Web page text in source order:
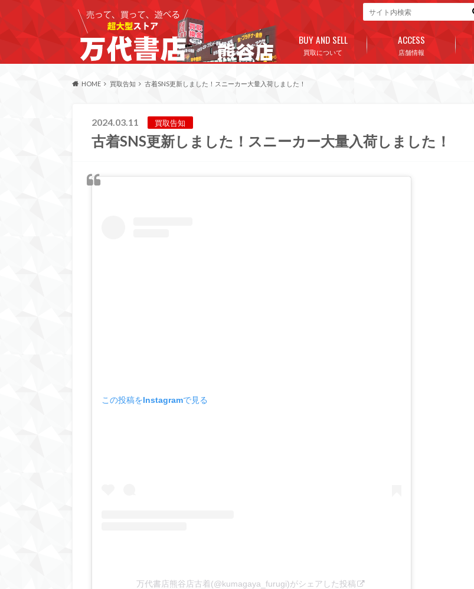
買取について
BUY AND SELL
店舗情報
ACCESS
HOME 買取告知 古着SNS更新しました！スニーカー大量入荷しました！
2024.03.11 買取告知
古着SNS更新しました！スニーカー大量入荷しました！
この投稿をInstagramで見る
万代書店熊谷店古着(@kumagaya_furugi)がシェアした投稿